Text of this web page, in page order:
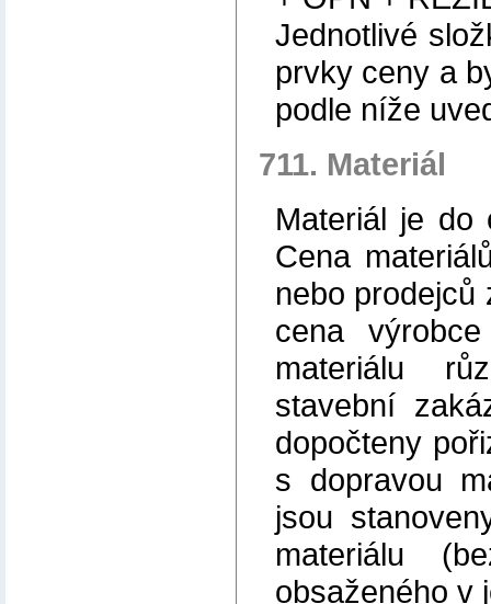
Jednotlivé
prvky ceny a
podle níže
711. Materiál
Materiál je do
Cena
nebo prodejců
cena
materiálu
stavební
dopočteny
s dopravou
jsou
materiálu
obsaženého v